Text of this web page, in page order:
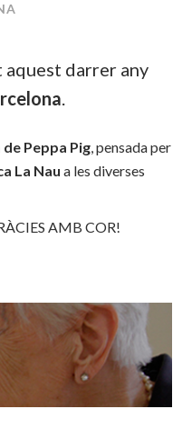
darrer any
.
Peppa Pig, pensada per
La Nau a les diverses
AMB COR!